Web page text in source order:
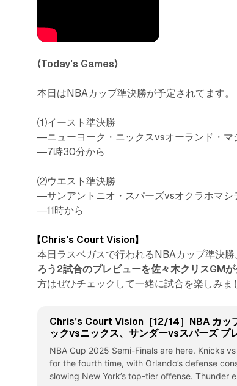
〈Today's Games〉
本日はNBAカップ準決勝が予定されてます。
⑴イースト準決勝
―ニューヨーク・ニックスvsオーランド・マ
―7時30分から
⑵ウエスト準決勝
―サンアントニオ・スパーズvsオクラホマシ
―11時から
【Chris's Court Vision】
本日ラスベガスで行われるNBAカップ準決勝
ろう2試合のプレビューを佐々木クリスGMが
方はぜひチェックして一緒に試合を楽しみま
Chris’s Court Vision［12/14］NBA カッ
ックvsニックス、サンダーvsスパーズ プ
NBA Cup 2025 Semi-Finals are here. Knicks
for the fourth time, with Orlando’s defense
slowing New York’s top-tier offense. Thunder